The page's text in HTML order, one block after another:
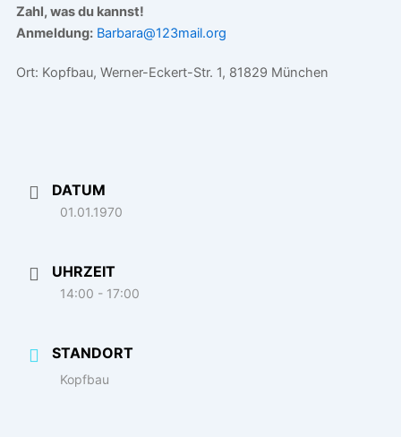
Zahl, was du kannst!
Anmeldung: Barbara@123mail.org
Ort: Kopfbau, Werner-Eckert-Str. 1, 81829 München
DATUM
01.01.1970
UHRZEIT
14:00 - 17:00
STANDORT
Kopfbau